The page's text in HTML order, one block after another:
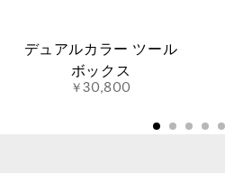
デュアルカラー ツール
ボックス
￥30,800